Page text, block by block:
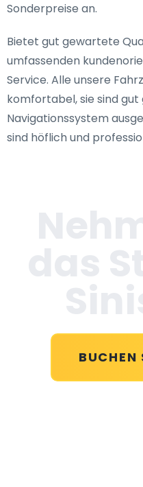
Sonderpreise an.
Bietet gut gewartete
umfassenden
Service. Alle unsere
komfortabel, sie sind
Navigationssystem
sind höflich und
BUCHEN